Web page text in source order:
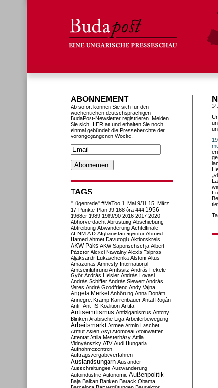
ABONNEMENT
Ab sofort können Sie sich für den
wöchentlichen deutschsprachigen
BudaPost-Newsletter registrieren. Melden
Sie sich HIER an und erhalten Sie noch
einmal gebündelt die Presseberichte der
vorangegangenen Woche.
TAGS
"Lügenrede" #MeToo 1. Mai 9/11 15. März
17-Punkte-Plan 99 168 óra 444 1956
1968er 1989 1989/90 2016 2017 2020
Abhörverdacht Abrüstung Abschiebung
Abtreibung Abwanderung Achtelfinale
AENM AfD Afghanistan agentur Ahmed
Hamed Ahmet Davutoglu Aktionskreis
AKW Paks AKW Saporischschja Albert
Pásztor Alexei Nawalny Alexis Tsipras
Aljaksandr Lukaschenka Alstom Altus
Amazonas Amnesty International
Amtseinführung Amtssitz András Fekete-
Győr András Heisler András Lovasi
András Schiffer András Siewert András
Veres André Goodfriend Andy Vajna
Angela Merkel Anhörung Anna Donáth
Annegret Kramp-Karrenbauer Antal Rogán
Anti- Anti-IS-Koalition Antifa
Antisemitismus Antiziganismus Antony
Blinken Arabische Liga Arbeiterbewegung
Arbeitsmarkt Armee Armin Laschet
Armut Asien Asyl Atomdeal Atomwaffen
Attentat Attila Mesterházy Attila
Vidnyánszky ATV Audi Hungaria
Aufnahmezentren
Auftragsvergabeverfahren
Auslandsungarn Ausländer
Ausschreitungen Auswanderung
Autoindustrie Autonomie Außenpolitik
Baja Balkan Banken Barack Obama